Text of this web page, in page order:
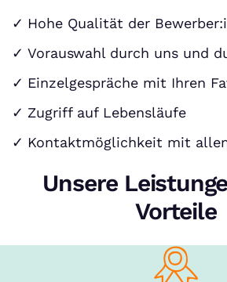
Hohe Qualität der
Vorauswahl durch uns und
Einzelgespräche mit Ihren
Zugriff auf Lebensläufe
Kontaktmöglichkeit mit
Unsere
Vorteile